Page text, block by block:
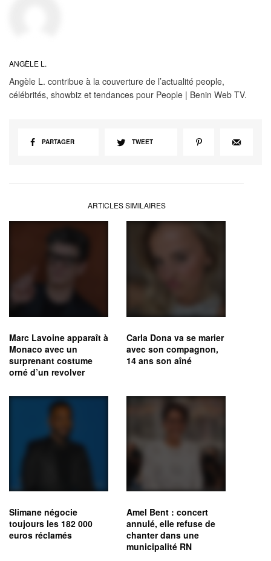
ANGÈLE L.
Angèle L. contribue à la couverture de l’actualité people,
célébrités, showbiz et tendances pour People | Benin Web TV.
PARTAGER TWEET
ARTICLES SIMILAIRES
Marc Lavoine apparaît à
Monaco avec un
surprenant costume
orné d’un revolver
Carla Dona va se marier
avec son compagnon,
14 ans son aîné
Slimane négocie
toujours les 182 000
euros réclamés
Amel Bent : concert
annulé, elle refuse de
chanter dans une
municipalité RN